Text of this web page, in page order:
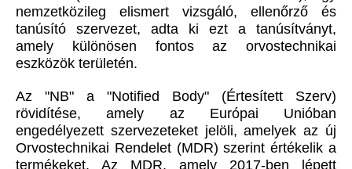
nemzetközileg elismert vizsgáló, ellenőrző és
tanúsító szervezet, adta ki ezt a tanúsítványt,
amely különösen fontos az orvostechnikai
eszközök területén.
Az "NB" a "Notified Body" (Értesített Szerv)
rövidítése, amely az Európai Unióban
engedélyezett szervezeteket jelöli, amelyek az új
Orvostechnikai Rendelet (MDR) szerint értékelik a
termékeket. Az MDR, amely 2017-ben lépett